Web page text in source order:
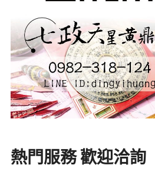
熱門服務 歡迎洽詢